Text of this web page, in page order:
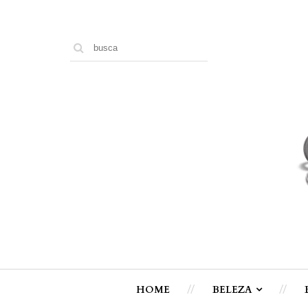
HOME BELEZA